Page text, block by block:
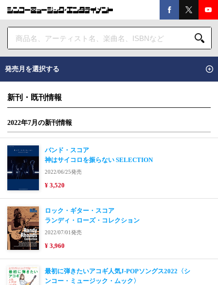
発売月を選択する
新刊・既刊情報
2022年7月の新刊情報
バンド・スコア
神はサイコロを振らない SELECTION
2022/06/25発売
¥ 3,520
ロック・ギター・スコア
ランディ・ローズ・コレクション
2022/07/01発売
¥ 3,960
最初に弾きたいアコギ人気J-POPソングス2022〈シ
ンコー・ミュージック・ムック〉